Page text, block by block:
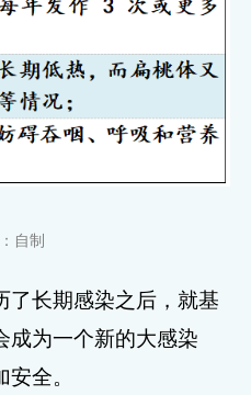
自制
了长期感染之后，就基
成为一个新的大感染
全。